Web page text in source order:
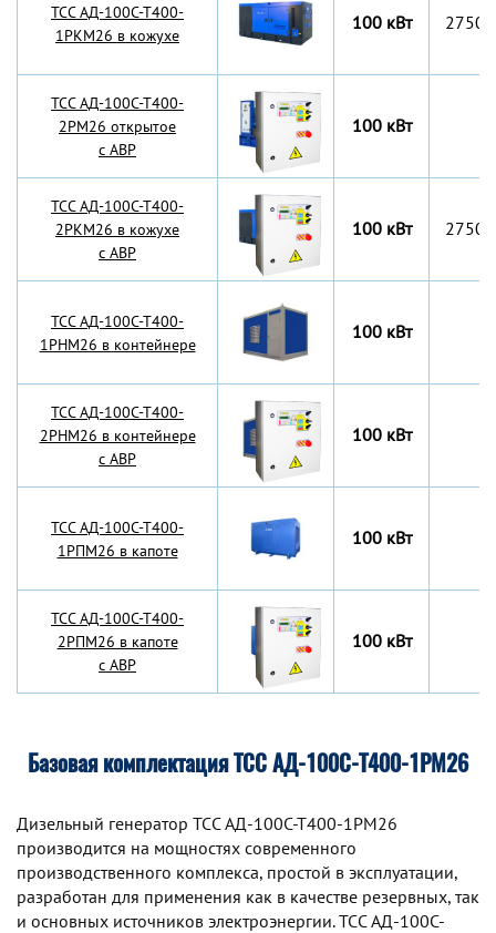
TCC АД-100С-Т400-
1РКМ26 в кожухе
100 кВт
TCC АД-100С-Т400-
2РМ26 открытое
с АВР
100 кВт
TCC АД-100С-Т400-
2РКМ26 в кожухе
с АВР
100 кВт
TCC АД-100С-Т400-
1РНМ26 в контейнере
100 кВт
TCC АД-100С-Т400-
2РНМ26 в контейнере
с АВР
100 кВт
TCC АД-100С-Т400-
1РПМ26 в капоте
100 кВт
TCC АД-100С-Т400-
2РПМ26 в капоте
с АВР
100 кВт
Базовая комплектация ТСС АД-100С-Т400-1РМ26
Дизельный генератор TCC АД-100С-Т400-1РМ26
производится на мощностях современного
производственного комплекса, простой в эксплуатации,
разработан для применения как в качестве резервных, так
и основных источников электроэнергии. TCC АД-100С-